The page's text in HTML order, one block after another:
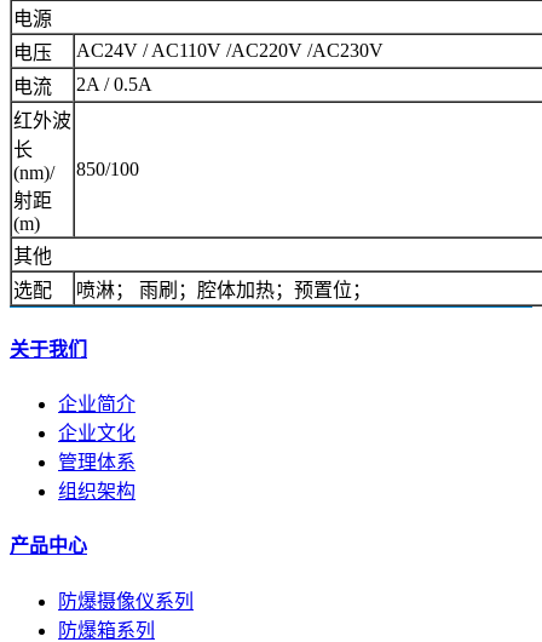
电源
电压
AC24V / AC110V /AC220V /AC230V
电流
2A / 0.5A
红外波
长
(nm)/
射距
(m)
850/100
其他
选配
喷淋； 雨刷；腔体加热；预置位；
关于我们
企业简介
企业文化
管理体系
组织架构
产品中心
防爆摄像仪系列
防爆箱系列